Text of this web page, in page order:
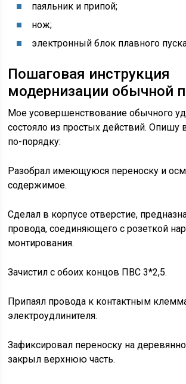
паяльник и припой;
нож;
электронный блок плавного
Пошаговая инструкция
модернизации обычной
Мое усовершенствование обычного
состояло из простых действий. Опишу
по-порядку:
Разобрал имеющуюся переноску и
содержимое.
Сделал в корпусе отверстие,
провода, соединяющего с розеткой
монтирования.
Зачистил с обоих концов ПВС 3*2,5.
Припаял провода к контактным
электроудлинителя.
Зафиксировал переноску на
закрыл верхнюю часть.